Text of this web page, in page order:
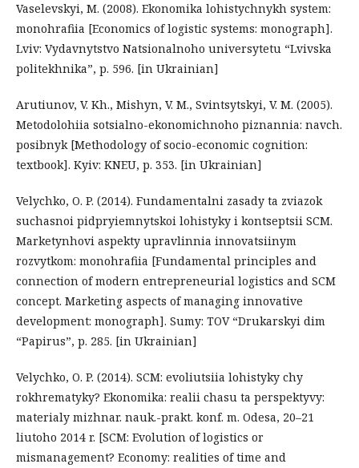
Vaselevskyi, M. (2008). Ekonomika lohistychnykh system:
monohrafiia [Economics of logistic systems: monograph].
Lviv: Vydavnytstvo Natsionalnoho universytetu “Lvivska
politekhnika”, p. 596. [in Ukrainian]
Arutiunov, V. Kh., Mishyn, V. M., Svintsytskyi, V. M. (2005).
Metodolohiia sotsialno-ekonomichnoho piznannia: navch.
posibnyk [Methodology of socio-economic cognition:
textbook]. Kyiv: KNEU, p. 353. [in Ukrainian]
Velychko, O. P. (2014). Fundamentalni zasady ta zviazok
suchasnoi pidpryiemnytskoi lohistyky i kontseptsii SCM.
Marketynhovi aspekty upravlinnia innovatsiinym
rozvytkom: monohrafiia [Fundamental principles and
connection of modern entrepreneurial logistics and SCM
concept. Marketing aspects of managing innovative
development: monograph]. Sumy: TOV “Drukarskyi dim
“Papirus”, p. 285. [in Ukrainian]
Velychko, O. P. (2014). SCM: evoliutsiia lohistyky chy
rokhrematyky? Ekonomika: realii chasu ta perspektyvy:
materialy mizhnar. nauk.-prakt. konf. m. Odesa, 20–21
liutoho 2014 r. [SCM: Evolution of logistics or
mismanagement? Economy: realities of time and